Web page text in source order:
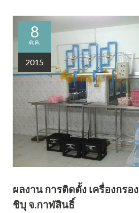
8
ต.ค.
2015
ผลงาน การติดตั้ง เครื่องกร
ชิบุ จ.กาฬสินธิ์